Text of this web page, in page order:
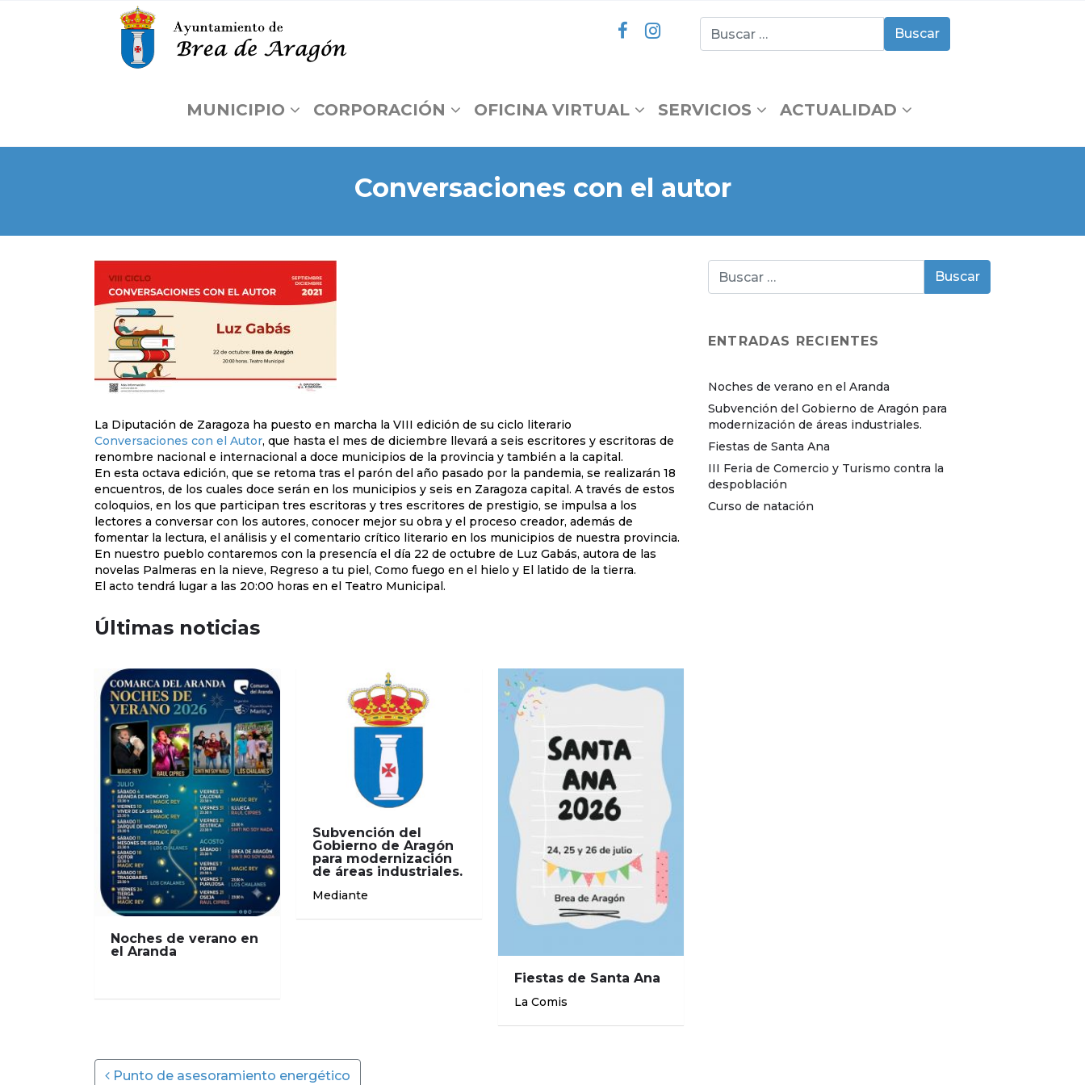
MUNICIPIO CORPORACIÓN OFICINA VIRTUAL SERVICIOS ACTUALIDAD
Conversaciones con el autor
La Diputación de Zaragoza ha puesto en marcha la VIII edición de su ciclo literario
Conversaciones con el Autor, que hasta el mes de diciembre llevará a seis escritores y escritoras de
renombre nacional e internacional a doce municipios de la provincia y también a la capital.
En esta octava edición, que se retoma tras el parón del año pasado por la pandemia, se realizarán 18
encuentros, de los cuales doce serán en los municipios y seis en Zaragoza capital. A través de estos
coloquios, en los que participan tres escritoras y tres escritores de prestigio, se impulsa a los
lectores a conversar con los autores, conocer mejor su obra y el proceso creador, además de
fomentar la lectura, el análisis y el comentario crítico literario en los municipios de nuestra provincia.
En nuestro pueblo contaremos con la presencía el día 22 de octubre de Luz Gabás, autora de las
novelas Palmeras en la nieve, Regreso a tu piel, Como fuego en el hielo y El latido de la tierra.
El acto tendrá lugar a las 20:00 horas en el Teatro Municipal.
Últimas noticias
Noches de verano en
el Aranda
Subvención del
Gobierno de Aragón
para modernización
de áreas industriales.
Mediante
Fiestas de Santa Ana
La Comis
Post navigation
Punto de asesoramiento energético
ENTRADAS RECIENTES
Noches de verano en el Aranda
Subvención del Gobierno de Aragón para
modernización de áreas industriales.
Fiestas de Santa Ana
III Feria de Comercio y Turismo contra la
despoblación
Curso de natación